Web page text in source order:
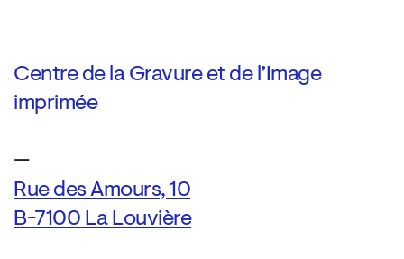
Centre de la Gravure et de l’Image
imprimée
—
Rue des Amours, 10
B-7100 La Louvière